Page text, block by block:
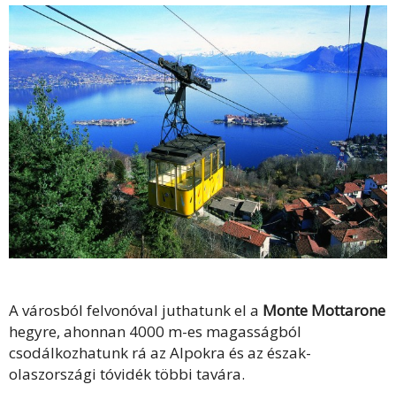
A városból felvonóval juthatunk el a Monte Mottarone
hegyre, ahonnan 4000 m-es magasságból
csodálkozhatunk rá az Alpokra és az észak-
olaszországi tóvidék többi tavára.